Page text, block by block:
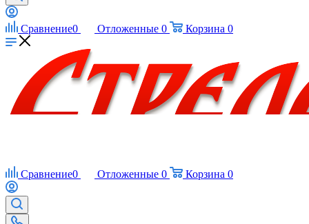
Сравнение0 Отложенные 0 Корзина 0
Сравнение0 Отложенные 0 Корзина 0